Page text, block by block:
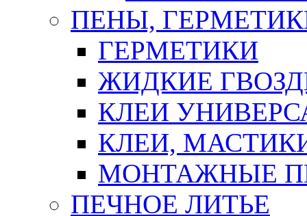
ПЕНЫ,
ГЕРМЕТИКИ
ЖИДКИЕ
КЛЕИ
КЛЕИ,
МОНТАЖНЫЕ
ПЕЧНОЕ ЛИТЬЕ